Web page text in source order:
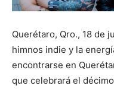
Querétaro, Qro., 18 de
himnos indie y la
encontrarse en
que celebrará el